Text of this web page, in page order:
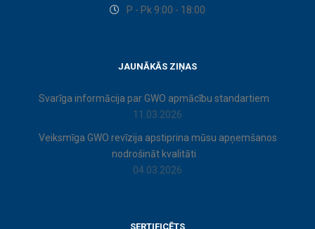
P - Pk 9:00 - 18:00
JAUNĀKĀS ZIŅAS
Svarīga informācija par GWO apmācību standartiem
11.03.2026
Veiksmīga GWO revīzija apstiprina mūsu apņemšanos
nodrošināt kvalitāti
04.03.2026
SERTIFICĒTS